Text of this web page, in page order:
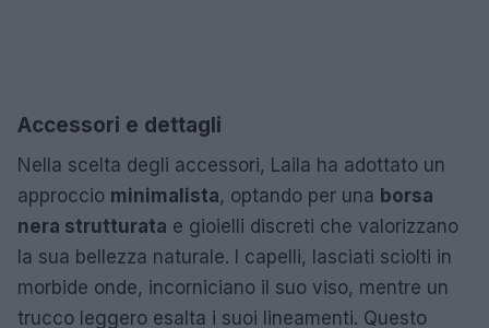
Accessori e dettagli
Nella scelta degli accessori, Laila ha adottato un
approccio minimalista, optando per una borsa
nera strutturata e gioielli discreti che valorizzano
la sua bellezza naturale. I capelli, lasciati sciolti in
morbide onde, incorniciano il suo viso, mentre un
trucco leggero esalta i suoi lineamenti. Questo